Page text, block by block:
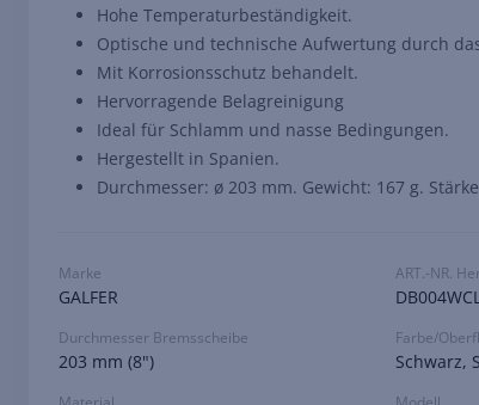
Hohe Temperaturbeständigkeit.
Optische und technische Aufwertung durch das
Mit Korrosionsschutz behandelt.
Hervorragende Belagreinigung
Ideal für Schlamm und nasse Bedingungen.
Hergestellt in Spanien.
Durchmesser: ø 203 mm. Gewicht: 167 g.
Marke
GALFER
ART.-NR.
Durchmesser Bremsscheibe
203 mm (8")
Farbe/
Schwarz,